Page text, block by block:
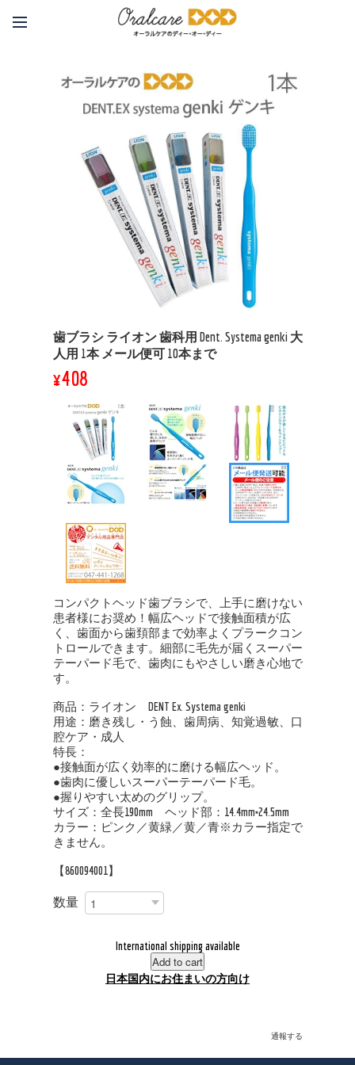
歯ブラシ ライオン 歯科用 Dent. Systema genki 大
人用 1本 メール便可 10本まで
¥408
コンパクトヘッド歯ブラシで、上手に磨けない
患者様にお奨め！幅広ヘッドで接触面積が広
く、歯面から歯頚部まで効率よくプラークコン
トロールできます。細部に毛先が届くスーパー
テーパード毛で、歯肉にもやさしい磨き心地で
す。
商品：ライオン DENT Ex. Systema genki
用途：磨き残し・う蝕、歯周病、知覚過敏、口
腔ケア・成人
特長：
●接触面が広く効率的に磨ける幅広ヘッド。
●歯肉に優しいスーパーテーパード毛。
●握りやすい太めのグリップ。
サイズ：全長190mm ヘッド部：14.4mm×24.5mm
カラー：ピンク／黄緑／黄／青※カラー指定で
きません。
【860094001】
数量
International shipping available
Add to cart
日本国内にお住まいの方向け
通報する